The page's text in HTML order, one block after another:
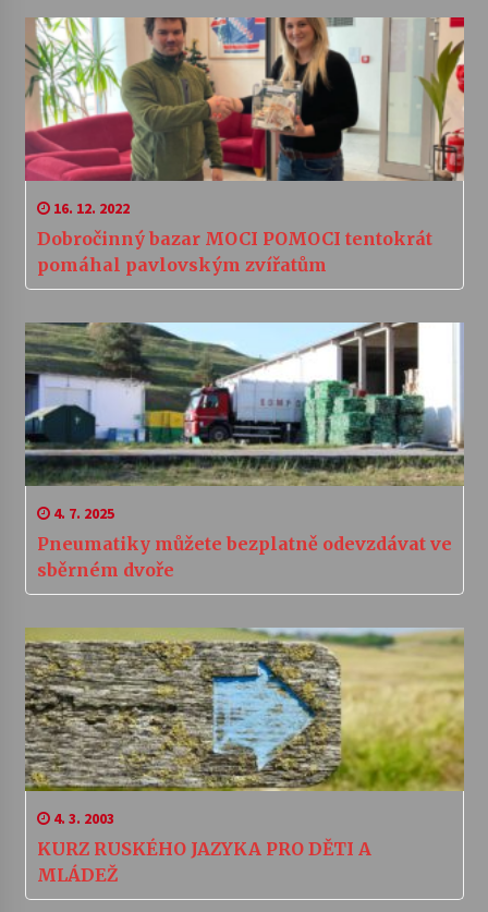
16. 12. 2022
Dobročinný bazar MOCI POMOCI tentokrát
pomáhal pavlovským zvířatům
4. 7. 2025
Pneumatiky můžete bezplatně odevzdávat ve
sběrném dvoře
4. 3. 2003
KURZ RUSKÉHO JAZYKA PRO DĚTI A
MLÁDEŽ